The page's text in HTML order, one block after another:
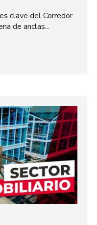
clave del Corredor
de anclas...